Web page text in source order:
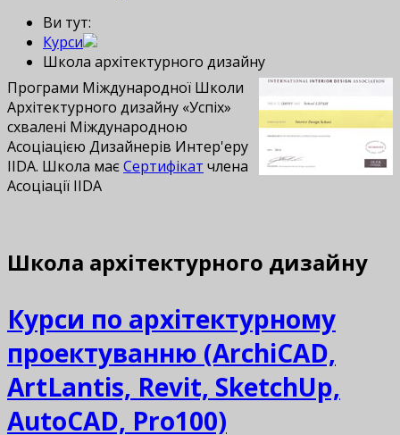
Ви тут:
Курси
Школа архітектурного дизайну
Програми Міждународної Школи
Архітектурного дизайну «Успіх»
схвалені Міждународною
Асоціацією Дизайнерів Интер'еру
IIDA. Школа маєСертифікат члена
Асоціації IIDA
Школа архітектурного дизайну
Курси по архітектурному
проектуванню (ArchiCAD,
ArtLantis, Revit, SketchUp,
AutoCAD, Pro100)